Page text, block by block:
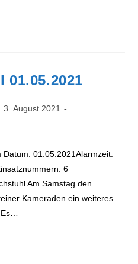
01.05.2021
3. August 2021
01.05.2021Alarmzeit:
6
Am Samstag den
Kameraden ein weiteres